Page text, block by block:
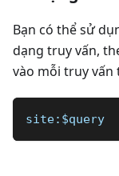
Bạn có thể sử
dạng truy vấn,
vào mỗi truy vấn
site:$query